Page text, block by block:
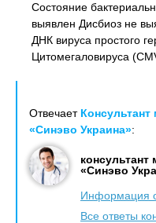
Состояние
выявлен Дисбиоз не
ДНК вируса простого
Цитомегаловируса
Отвечает
«Синэво Украина»:
«Синэво
Информация
Все ответы